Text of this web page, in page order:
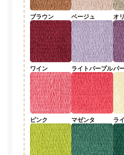
ブラウン ベージュ オ
ワイン ライトパープルパ
ピンク マゼンタ ラ